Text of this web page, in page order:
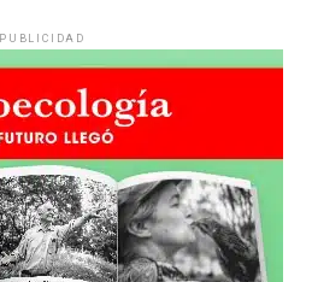
PUBLICIDAD